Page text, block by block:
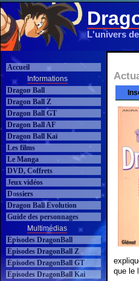
L'univers
Accueil
Informations
Dragon Ball
Dragon Ball Z
Dragon Ball GT
Dragon Ball AF
Dragon Ball Kaï
Les films
Le Manga
DVD, Coffrets
Jeux vidéos
Dossiers
Dragon Ball Evolution
Guide des personnages
Multimédias
Épisodes DragonBall
Épisodes DragonBall Z
Épisodes DragonBall GT
Épisodes DragonBall Kai
que le